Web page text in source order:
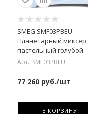
SMEG SMF03PBEU
Планетарный миксер,
пастельный голубой
Арт.: SMF03PBEU
77 260 руб./шт
В КОРЗИНУ